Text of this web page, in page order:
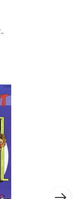
2 De nieuwe methode voor gitaar